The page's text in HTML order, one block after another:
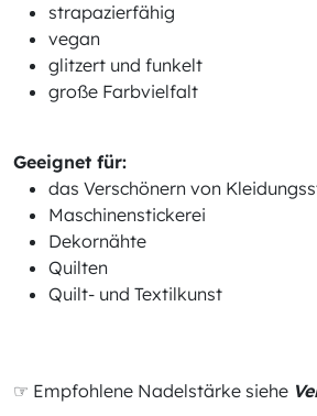
strapazierfähig
vegan
glitzert und funkelt
große Farbvielfalt
Geeignet für:
das Verschönern von
Maschinenstickerei
Dekornähte
Quilten
Quilt- und Textilkunst
☞ Empfohlene Nadelstärke siehe